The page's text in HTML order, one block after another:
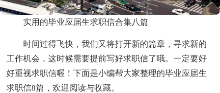
实用的毕业应届生求职信合集八篇
时间过得飞快，我们又将打开新的篇章，寻求新的
工作机会，这时候需要提前写好求职信了哦。一定要好
好重视求职信喔！下面是小编帮大家整理的毕业应届生
求职信8篇，欢迎阅读与收藏。